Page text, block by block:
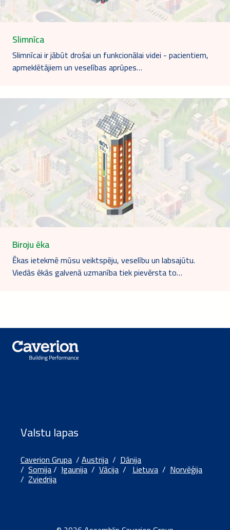
Slimnīca
Slimnīcai ir jābūt drošai un funkcionālai videi - pacientiem,
apmeklētājiem un veselības aprūpes…
Biroju ēka
Ēkas ietekmē mūsu veiktspēju, veselību un labsajūtu.
Viedās ēkās galvenā uzmanība tiek pievērsta to…
Valstu lapas
Caverion Grupa /Austrija / Dānija
/ Somija/ Igaunija / Vācija / Lietuva / Norvēģija
/ Zviedrija